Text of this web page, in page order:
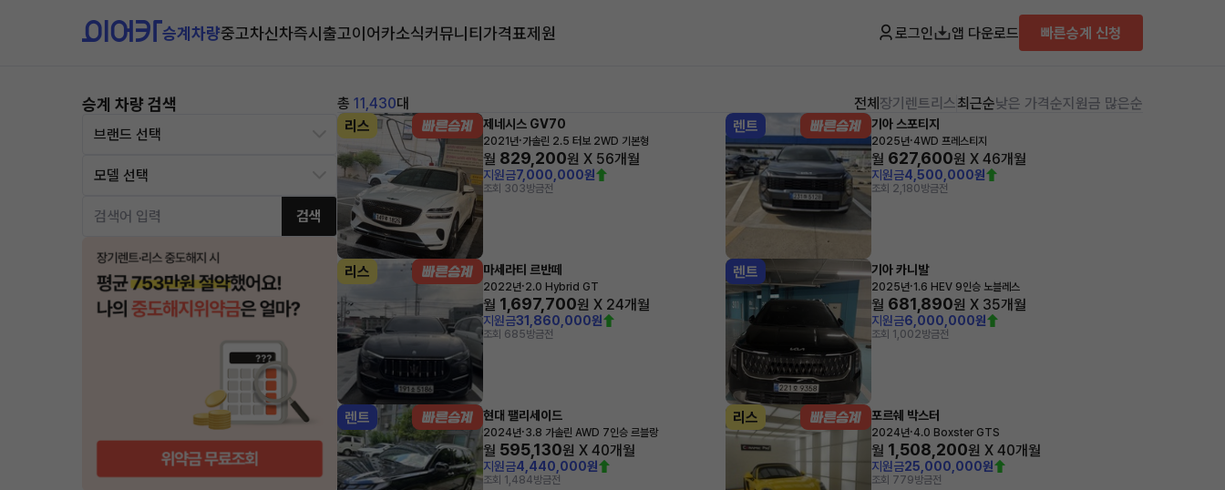
승계차량중고차신차즉시출고이어카소식커뮤니티가격표제원 로그인 앱 다운로드 빠른승계 신청
승계 차량 검색
검색
총 11,430대 전체 장기렌트리스최근순낮은 가격순지원금 많은순
리스
제네시스 GV70
2021년·가솔린 2.5 터보 2WD 기본형
월 829,200원 X 56개월
지원금7,000,000원
조회 303방금전
렌트 기아 스포티지
2025년·4WD 프레스티지
월 627,600원 X 46개월
지원금4,500,000원
조회 2,180방금전
리스 마세라티 르반떼
2022년·2.0 Hybrid GT
월 1,697,700원 X 24개월
지원금31,860,000원
조회 685방금전
렌트 기아 카니발
2025년·1.6 HEV 9인승 노블레스
월 681,890원 X 35개월
지원금6,000,000원
조회 1,002방금전
렌트 현대 팰리세이드
2024년·3.8 가솔린 AWD 7인승 르블랑
월 595,130원 X 40개월
지원금4,440,000원
조회 1,484방금전
리스 포르쉐 박스터
2024년·4.0 Boxster GTS
월 1,508,200원 X 40개월
지원금25,000,000원
조회 779방금전